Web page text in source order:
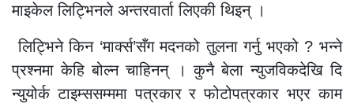
माइकेल लिट्भिनले अन्तरवार्ता लिएकी थिइन् ।
लिट्भिने किन ‘मार्क्स’सँग मदनको तुलना गर्नु भएको ? भन्ने
प्रश्नमा केहि बोल्न चाहिनन् । कुनै बेला न्युजविकदेखि दि
न्युयोर्क टाइम्ससम्ममा पत्रकार र फोटोपत्रकार भएर काम